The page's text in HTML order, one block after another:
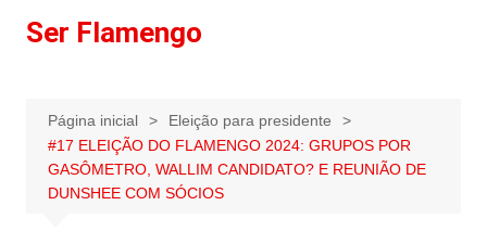
paraSer Flamengo
Página inicial
Eleição para presidente
#17 ELEIÇÃO DO FLAMENGO 2024: GRUPOS POR
GASÔMETRO, WALLIM CANDIDATO? E REUNIÃO DE
DUNSHEE COM SÓCIOS